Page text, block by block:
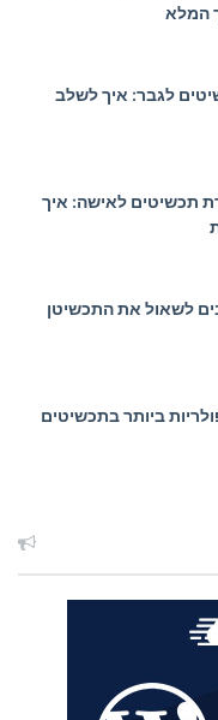
המלא
לגבר: איך לשלב
תכשיטים לאישה: איך
לשאול את התכשיטן
ביותר בתכשיטים